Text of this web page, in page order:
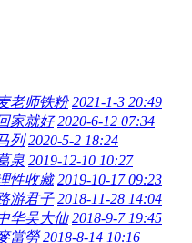
老师铁粉 2021-1-3 20:49
家就好 2020-6-12 07:34
列 2020-5-2 18:24
泉 2019-12-10 10:27
性收藏 2019-10-17 09:23
游君子 2018-11-28 14:04
华吴大仙 2018-9-7 19:45
當勞 2018-8-14 10:16